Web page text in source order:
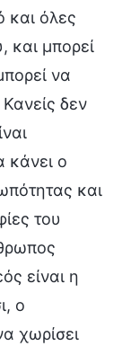
και όλες
και μπορεί
να
δεν
κάνει ο
και
του
είναι η
ο
χωρίσει